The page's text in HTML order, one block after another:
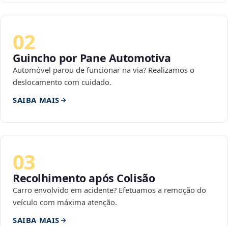
02
Guincho por Pane Automotiva
Automóvel parou de funcionar na via? Realizamos o
deslocamento com cuidado.
SAIBA MAIS
03
Recolhimento após Colisão
Carro envolvido em acidente? Efetuamos a remoção do
veículo com máxima atenção.
SAIBA MAIS